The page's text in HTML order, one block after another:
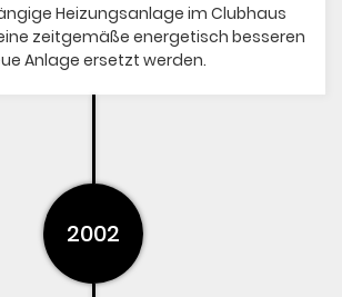
Heizungsanlage im Clubhaus
zeitgemäße energetisch besseren
Anlage ersetzt werden.
2002